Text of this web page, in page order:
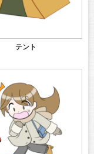
テント